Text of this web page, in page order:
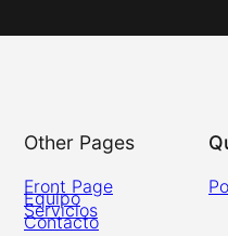
Other Pages
Front Page
Equipo
Servicios
Contacto